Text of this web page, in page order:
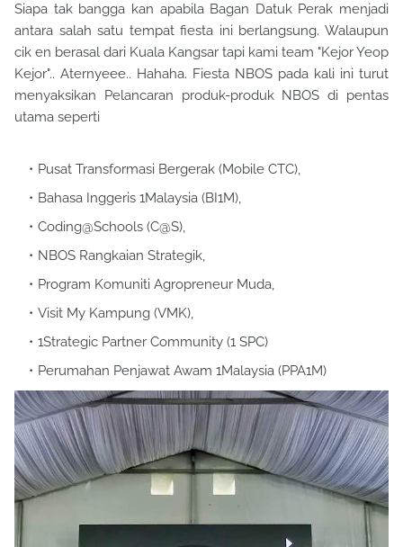
Siapa tak bangga kan apabila Bagan Datuk Perak menjadi
antara salah satu tempat fiesta ini berlangsung. Walaupun
cik en berasal dari Kuala Kangsar tapi kami team "Kejor Yeop
Kejor".. Aternyeee.. Hahaha. Fiesta NBOS pada kali ini turut
menyaksikan Pelancaran produk-produk NBOS di pentas
utama seperti
Pusat Transformasi Bergerak (Mobile CTC),
Bahasa Inggeris 1Malaysia (BI1M),
Coding@Schools (C@S),
NBOS Rangkaian Strategik,
Program Komuniti Agropreneur Muda,
Visit My Kampung (VMK),
1Strategic Partner Community (1 SPC)
Perumahan Penjawat Awam 1Malaysia (PPA1M)